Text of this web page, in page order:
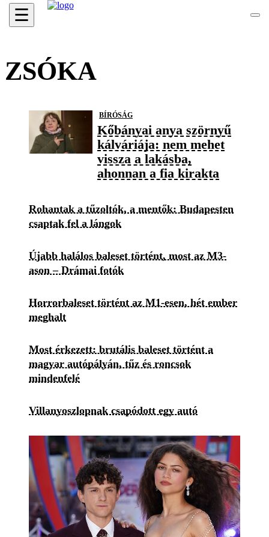
☰
ZSÓKA
BÍRÓSÁG
Kőbányai anya szörnyű
kálváriája: nem mehet
vissza a lakásba,
ahonnan a fia kirakta
Rohantak a tűzoltók, a mentők: Budapesten
csaptak fel a lángok
Újabb halálos baleset történt, most az M3-
ason – Drámai fotók
Horrorbaleset történt az M1-esen, hét ember
meghalt
Most érkezett: brutális baleset történt a
magyar autópályán, tűz és roncsok
mindenfelé
Villanyoszlopnak csapódott egy autó